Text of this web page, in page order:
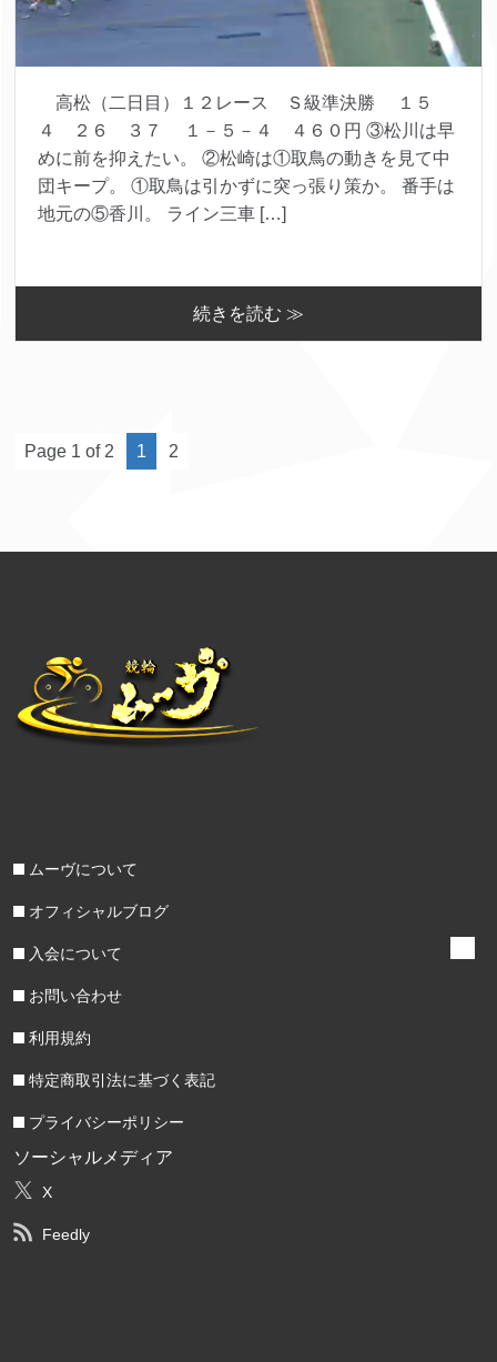
高松（二日目）１２レース Ｓ級準決勝 １５
４ ２６ ３７ １－５－４ ４６０円 ③松川は早
めに前を抑えたい。 ②松崎は①取鳥の動きを見て中
団キープ。 ①取鳥は引かずに突っ張り策か。 番手は
地元の⑤香川。 ライン三車 […]
続きを読む ≫
Page 1 of 2 1 2
ムーヴについて
オフィシャルブログ
入会について
お問い合わせ
利用規約
特定商取引法に基づく表記
プライバシーポリシー
ソーシャルメディア
X
Feedly